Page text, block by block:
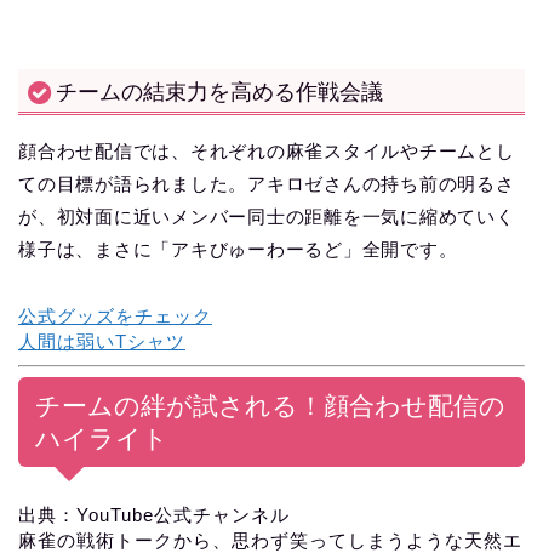
チームの結束力を高める作戦会議
顔合わせ配信では、それぞれの麻雀スタイルやチームとし
ての目標が語られました。アキロゼさんの持ち前の明るさ
が、初対面に近いメンバー同士の距離を一気に縮めていく
様子は、まさに「アキびゅーわーるど」全開です。
公式グッズをチェック
人間は弱いTシャツ
チームの絆が試される！顔合わせ配信の
ハイライト
出典：YouTube公式チャンネル
麻雀の戦術トークから、思わず笑ってしまうような天然エ